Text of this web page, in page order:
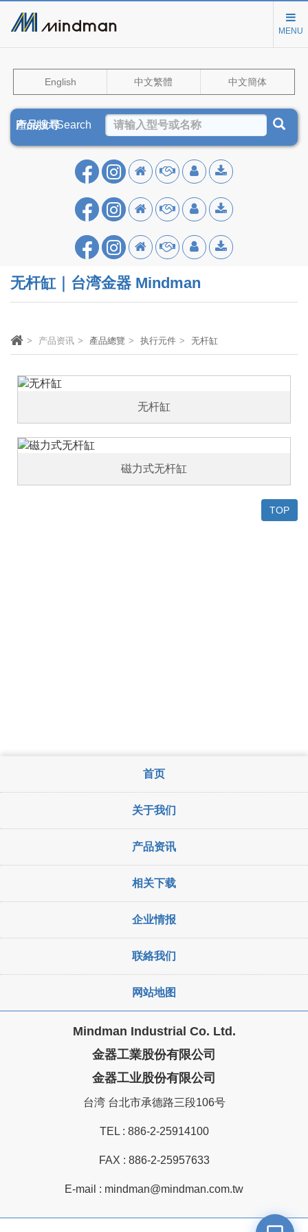
MENU
English 中文繁體 中文簡体
Product Search
產品搜尋
产品搜寻
无杆缸｜台湾金器 Mindman
产品资讯 產品總覽 执行元件 无杆缸
无杆缸
磁力式无杆缸
TOP
首页
关于我们
产品资讯
相关下载
企业情报
联絡我们
网站地图
Mindman Industrial Co. Ltd.
金器工業股份有限公司
金器工业股份有限公司
台湾 台北市承德路三段106号
TEL : 886-2-25914100
FAX : 886-2-25957633
E-mail : mindman@mindman.com.tw